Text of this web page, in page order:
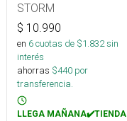
STORM
$ 10.990
en 6cuotas de $1.832sin
interés
ahorras $440 por
transferencia.
LLEGA MAÑANA✔️TIENDA